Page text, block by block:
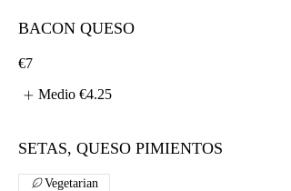
BACON QUESO
€7
Medio €4.25
SETAS, QUESO PIMIENTOS
Vegetarian